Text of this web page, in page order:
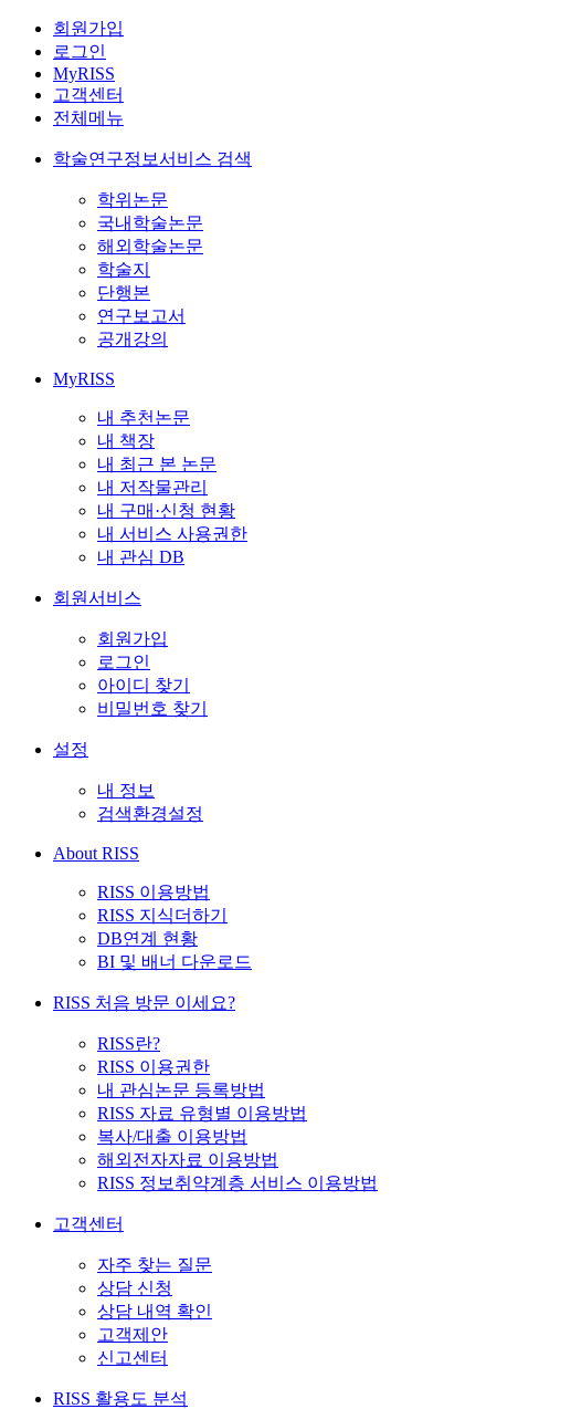
회원가입
로그인
MyRISS
고객센터
전체메뉴
학술연구정보서비스 검색
학위논문
국내학술논문
해외학술논문
학술지
단행본
연구보고서
공개강의
MyRISS
내 추천논문
내 책장
내 최근 본 논문
내 저작물관리
내 구매·신청 현황
내 서비스 사용권한
내 관심 DB
회원서비스
회원가입
로그인
아이디 찾기
비밀번호 찾기
설정
내 정보
검색환경설정
About RISS
RISS 이용방법
RISS 지식더하기
DB연계 현황
BI 및 배너 다운로드
RISS 처음 방문 이세요?
RISS란?
RISS 이용권한
내 관심논문 등록방법
RISS 자료 유형별 이용방법
복사/대출 이용방법
해외전자자료 이용방법
RISS 정보취약계층 서비스 이용방법
고객센터
자주 찾는 질문
상담 신청
상담 내역 확인
고객제안
신고센터
RISS 활용도 분석